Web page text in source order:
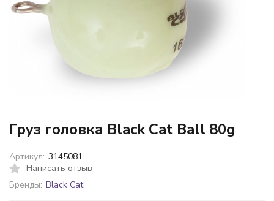
Груз головка Black Cat Ball 80g
Написать отзыв
Бренды: Black Cat
Артикул: 3145081